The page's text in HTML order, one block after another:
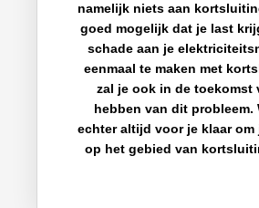
namelijk niets aan
goed mogelijk dat je last
schade aan je
eenmaal te maken met
zal je ook in de toekomst
hebben van dit probleem.
echter altijd voor je klaar om
op het gebied van